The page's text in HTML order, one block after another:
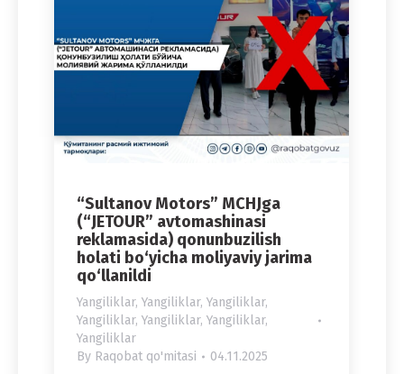
“Sultanov Motors” MCHJga
(“JETOUR” avtomashinasi
reklamasida) qonunbuzilish
holati bo‘yicha moliyaviy jarima
qo‘llanildi
Yangiliklar, Yangiliklar, Yangiliklar,
Yangiliklar, Yangiliklar, Yangiliklar,
Yangiliklar
By Raqobat qo'mitasi 04.11.2025